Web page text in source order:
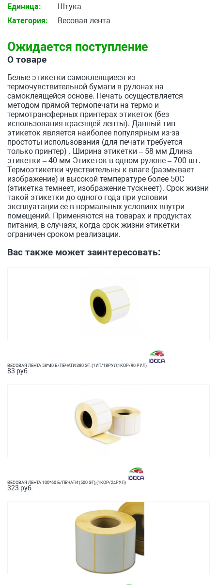
Единица:
Штука
Категория:
Весовая лента
Ожидается поступление
О товаре
Белые этикетки самоклеящиеся из
термочувствительной бумаги в рулонах на
самоклеящейся основе. Печать осуществляется
методом прямой термопечати на термо и
термотрансферных принтерах этикеток (без
использования красящей ленты). Данный тип
этикеток является наиболее популярным из-за
простоты использования (для печати требуется
только принтер) . Ширина этикетки – 58 мм Длина
этикетки – 40 мм Этикеток в одном рулоне – 700 шт.
Термоэтикетки чувствительны к влаге (размывает
изображение) и высокой температуре более 50С
(этикетка темнеет, изображение тускнеет). Срок жизни
такой этикетки до одного года при условии
эксплуатации ее в нормальных условиях внутри
помещений. Применяются на товарах и продуктах
питания, в случаях, когда срок жизни этикетки
ограничен сроком реализации.
Вас также может заинтересовать:
ВЕСОВАЯ ЛЕНТА 58*40 Б/ПЕЧАТИ 380 ЭТ. (1УП/18РУЛ;1КОР/90 РУЛ)
83 руб.
ВЕСОВАЯ ЛЕНТА 100*60 Б/ПЕЧАТИ (500 ЭТ),(1КОР/24РУЛ)
323 руб.